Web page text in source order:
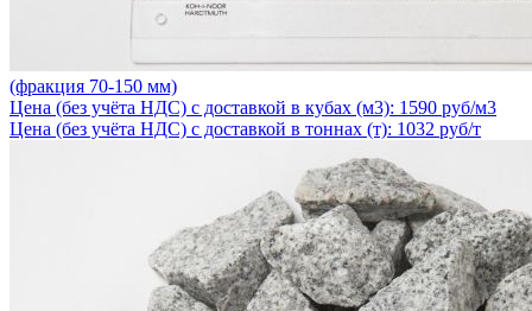
(фракция 70-150 мм)
Цена (без учёта НДС) с доставкой в кубах (м3): 1590 руб/м3
Цена (без учёта НДС) с доставкой в тоннах (т): 1032 руб/т